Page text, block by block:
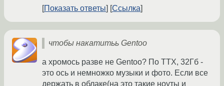
Показать ответы
Ссылка
чтобы накатитьь Gentoo
а хромось разве не Gentoo? По ТТХ, 32Гб -
это ось и немножко музыки и фото. Если все
держать в облаке(на это такие ноуты и